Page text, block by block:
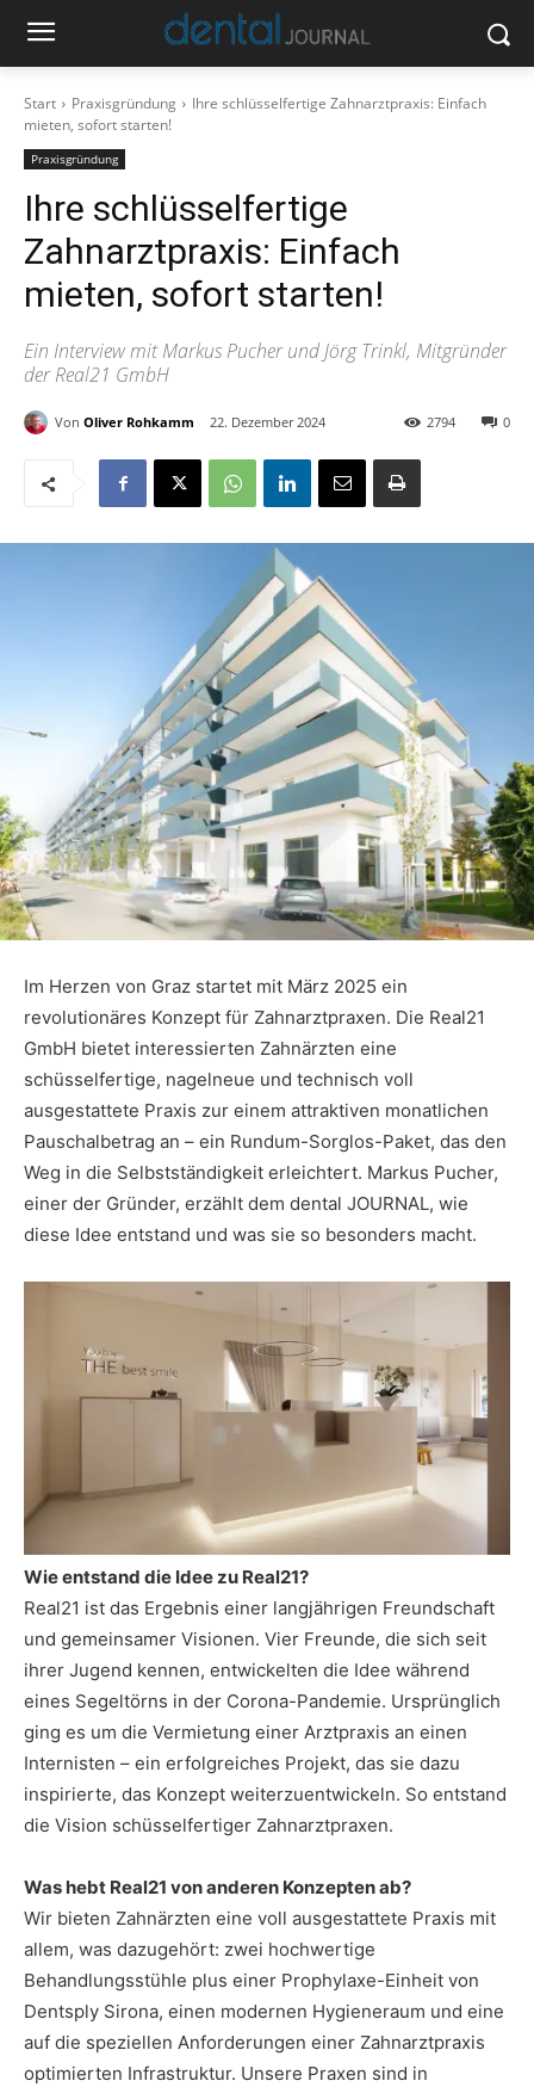
Start Praxisgründung
Ihre schlüsselfertige Zahnarztpraxis: Einfach
mieten, sofort starten!
Praxisgründung
Ihre schlüsselfertige
Zahnarztpraxis: Einfach
mieten, sofort starten!
Ein Interview mit Markus Pucher und Jörg Trinkl, Mitgründer
der Real21 GmbH
Von Oliver Rohkamm 22. Dezember 2024 0
2794
Im Herzen von Graz startet mit März 2025 ein
revolutionäres Konzept für Zahnarztpraxen. Die Real21
GmbH bietet interessierten Zahnärzten eine
schüsselfertige, nagelneue und technisch voll
ausgestattete Praxis zur einem attraktiven monatlichen
Pauschalbetrag an – ein Rundum-Sorglos-Paket, das den
Weg in die Selbstständigkeit erleichtert. Markus Pucher,
einer der Gründer, erzählt dem dental JOURNAL, wie
diese Idee entstand und was sie so besonders macht.
Wie entstand die Idee zu Real21?
Real21 ist das Ergebnis einer langjährigen Freundschaft
und gemeinsamer Visionen. Vier Freunde, die sich seit
ihrer Jugend kennen, entwickelten die Idee während
eines Segeltörns in der Corona-Pandemie. Ursprünglich
ging es um die Vermietung einer Arztpraxis an einen
Internisten – ein erfolgreiches Projekt, das sie dazu
inspirierte, das Konzept weiterzuentwickeln. So entstand
die Vision schüsselfertiger Zahnarztpraxen.
Was hebt Real21 von anderen Konzepten ab?
Wir bieten Zahnärzten eine voll ausgestattete Praxis mit
allem, was dazugehört: zwei hochwertige
Behandlungsstühle plus einer Prophylaxe-Einheit von
Dentsply Sirona, einen modernen Hygieneraum und eine
auf die speziellen Anforderungen einer Zahnarztpraxis
optimierten Infrastruktur. Unsere Praxen sind in